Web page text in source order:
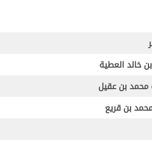
خالد العطية
محمد بن عقيل
بن قريع